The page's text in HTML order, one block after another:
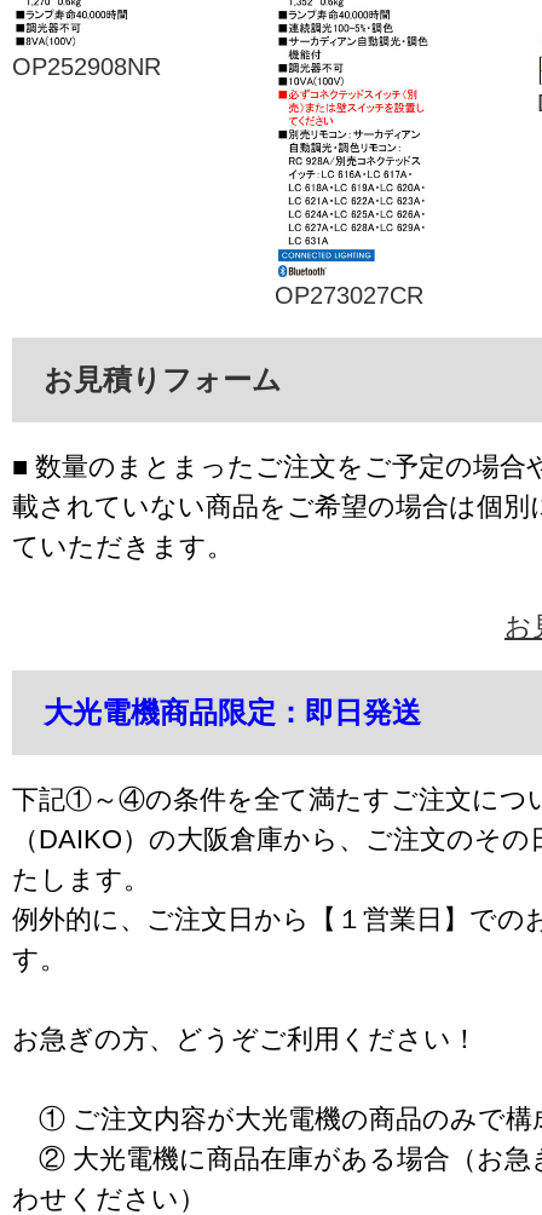
OP252908NR
OP273027CR
お見積りフォーム
■ 数量のまとまったご注文をご予定の場合
載されていない商品をご希望の場合は個別
ていただきます。
お
大光電機商品限定：即日発送
下記①～④の条件を全て満たすご注文につ
（DAIKO）の大阪倉庫から、ご注文のそ
たします。
例外的に、ご注文日から【１営業日】での
す。
お急ぎの方、どうぞご利用ください！
① ご注文内容が大光電機の商品のみで構
② 大光電機に商品在庫がある場合（お急
わせください）